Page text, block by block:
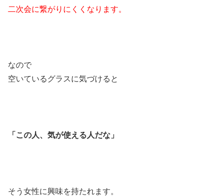
二次会に繋がりにくくなります。
なので
空いているグラスに気づけると
「この人、気が使える人だな」
そう女性に興味を持たれます。